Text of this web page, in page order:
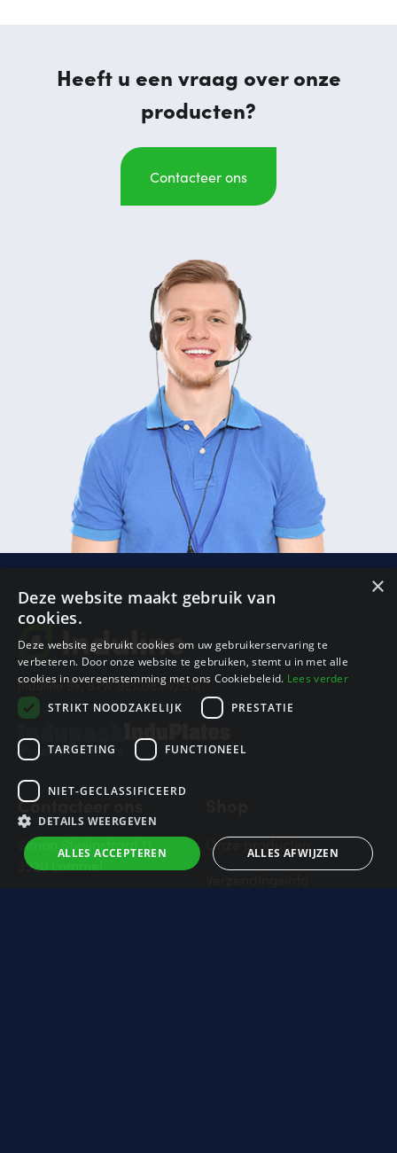
Heeft u een vraag over onze
producten?
Contacteer ons
Induline BV, BTW BE1038.092.614
Contacteer ons
Simon Stevinstraat 11
3920 Lommel
Onze producten
×
Deze website maakt gebruik van
cookies.
Deze website gebruikt cookies om uw gebruikerservaring te
verbeteren. Door onze website te gebruiken, stemt u in met alle
cookies in overeenstemming met ons Cookiebeleid. Lees verder
STRIKT NOODZAKELIJK
PRESTATIE
TARGETING FUNCTIONEEL
NIET-GECLASSIFICEERD
DETAILS WEERGEVEN
ALLES ACCEPTEREN ALLES AFWIJZEN